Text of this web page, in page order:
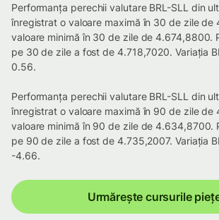
Performanța perechii valutare BRL-SLL din
înregistrat o valoare maximă în 30 de zile de
valoare minimă în 30 de zile de 4.674,8800.
pe 30 de zile a fost de 4.718,7020. Variația
0.56.
Performanța perechii valutare BRL-SLL din
înregistrat o valoare maximă în 90 de zile de
valoare minimă în 90 de zile de 4.634,8700.
pe 90 de zile a fost de 4.735,2007. Variația
-4.66.
Urmărește cursurile